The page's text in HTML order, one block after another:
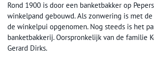
Rond 1900 is door een banketbakker op
winkelpand gebouwd. Als zonwering is met
de winkelpui opgenomen. Nog steeds is het
banketbakkerij. Oorspronkelijk van de familie
Gerard Dirks.